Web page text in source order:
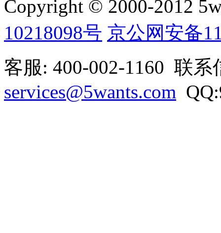
Copyright © 2000-2012
10218098号 京公网安备
客服: 400-002-1160 联系
services@5wants.com